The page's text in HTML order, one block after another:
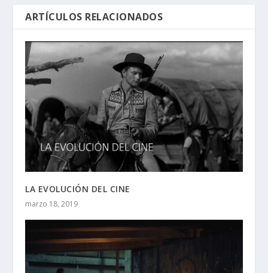
ARTÍCULOS RELACIONADOS
LA EVOLUCIÓN DEL CINE
marzo 18, 2019